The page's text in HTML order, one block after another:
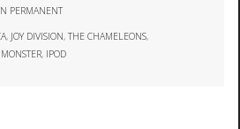
PERMANENT
, JOY DIVISION,THE CHAMELEONS,
, IPOD